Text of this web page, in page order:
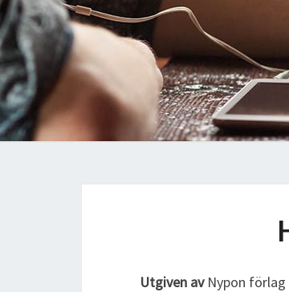
Utgiven avNypon förlag